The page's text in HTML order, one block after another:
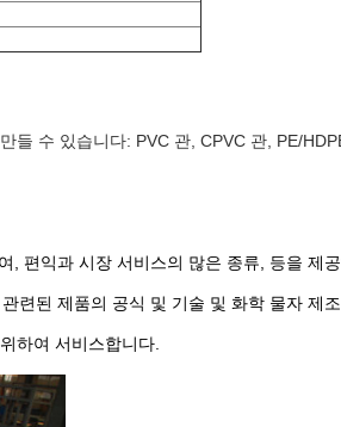
들 수 있습니다: PVC 관, CPVC 관, PE/
편익과 시장 서비스의 많은 종류, 등을 제공
련된 제품의 공식 및 기술 및 화학 물자 제
하여 서비스합니다.